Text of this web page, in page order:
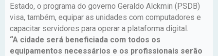
Estado, o programa do governo Geraldo Alckmin (PSDB)
visa, também, equipar as unidades com computadores e
capacitar servidores para operar a plataforma digital.
“A cidade será beneficiada com todos os
equipamentos necessários e os profissionais serão